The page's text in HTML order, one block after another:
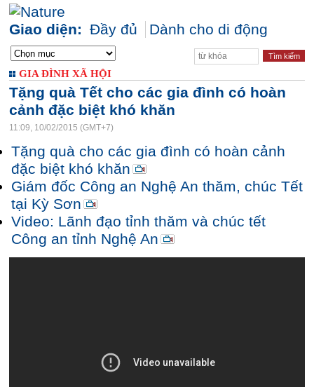
Giao diện: Đầy đủ Dành cho di động
GIA ĐÌNH XÃ HỘI
Tặng quà Tết cho các gia đình có hoàn
cảnh đặc biệt khó khăn
11:09, 10/02/2015 (GMT+7)
Tặng quà cho các gia đình có hoàn cảnh
đặc biệt khó khăn
Giám đốc Công an Nghệ An thăm, chúc Tết
tại Kỳ Sơn
Video: Lãnh đạo tỉnh thăm và chúc tết
Công an tỉnh Nghệ An